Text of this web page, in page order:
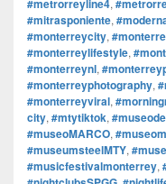
#metrorreyline4,
#mitrasponiente,
#monterreycity,
#monterreylifestyle,
#monterreynl,
#monterreyphotography,
#monterreyviral,
city, #mtytiktok,
#museoMARCO,
#museumsteelMTY,
#musicfestivalmonterrey,